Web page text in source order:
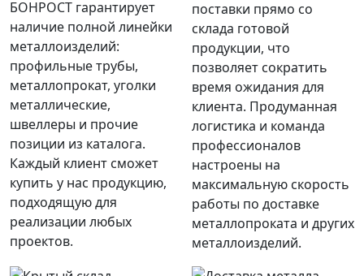
БОНРОСТ гарантирует
наличие полной линейки
металлоизделий:
профильные трубы,
металлопрокат, уголки
металлические,
швеллеры и прочие
позиции из каталога.
Каждый клиент сможет
купить у нас продукцию,
подходящую для
реализации любых
проектов.
поставки прямо со
склада готовой
продукции, что
позволяет сократить
время ожидания для
клиента. Продуманная
логистика и команда
профессионалов
настроены на
максимальную скорость
работы по доставке
металлопроката и других
металлоизделий.